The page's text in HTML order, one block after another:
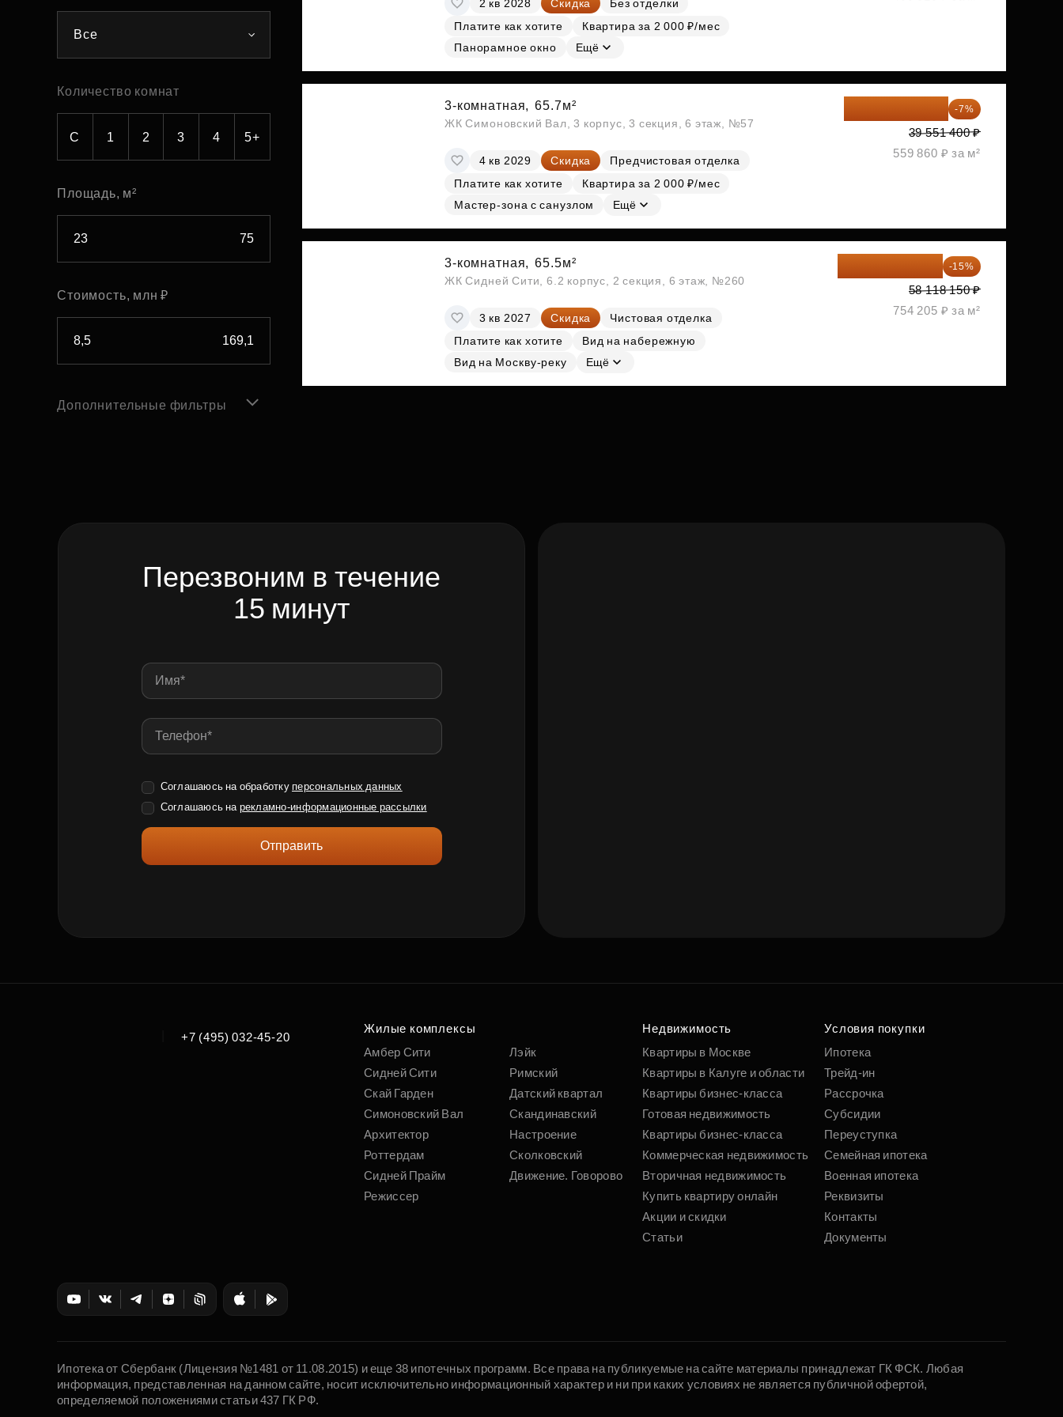
Субсидии
Все
Количество комнат
С 1 2 3 4 5+
Площадь, м²
Стоимость, млн ₽
Дополнительные фильтры
2 кв 2028 Скидка
Без отделки
Платите как хотите
Квартира за 2 000 ₽/мес
Панорамное окно
Ещё
3-комнатная, 65.7м²
ЖК Симоновский Вал, 3 корпус, 3 секция, 6 этаж, №57
4 кв 2029 Скидка
Предчистовая отделка
Платите как хотите
Квартира за 2 000 ₽/мес
Мастер-зона с санузлом
Ещё
36 782 802 ₽ -7%
39 551 400 ₽
559 860 ₽ за м²
3-комнатная, 65.5м²
ЖК Сидней Сити, 6.2 корпус, 2 секция, 6 этаж, №260
3 кв 2027 Скидка
Чистовая отделка
Платите как хотите
Вид на набережную
Вид на Москву-реку
Ещё
-15%
58 118 150 ₽
754 205 ₽ за м²
Перезвоним в течение
15 минут
Соглашаюсь на обработку персональных данных
Соглашаюсь на рекламно-информационные рассылки
Отправить
+7 (495) 032-45-20
Жилые комплексы
Амбер Сити
Сидней Сити
Скай Гарден
Симоновский Вал
Архитектор
Роттердам
Сидней Прайм
Режиссер
Лэйк
Римский
Датский квартал
Скандинавский
Настроение
Сколковский
Движение. Говорово
Недвижимость
Квартиры в Москве
Квартиры в Калуге и области
Квартиры бизнес-класса
Готовая недвижимость
Квартиры бизнес-класса
Коммерческая недвижимость
Вторичная недвижимость
Купить квартиру онлайн
Акции и скидки
Статьи
Условия покупки
Ипотека
Трейд-ин
Рассрочка
Субсидии
Переуступка
Семейная ипотека
Военная ипотека
Реквизиты
Контакты
Документы
Ипотека от Сбербанк (Лицензия №1481 от 11.08.2015) и еще 38 ипотечных программ. Все права на публикуемые на сайте материалы принадлежат ГК ФСК. Любая
информация, представленная на данном сайте, носит исключительно информационный характер и ни при каких условиях не является публичной офертой,
определяемой положениями статьи 437 ГК РФ.